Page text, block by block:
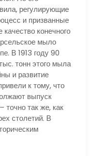
регулирующие
и призванные
конечного
мыло
В 1913 году 90
тонн этого мыла
и развитие
к тому, что
выпуск
точно так же, как
столетий. В